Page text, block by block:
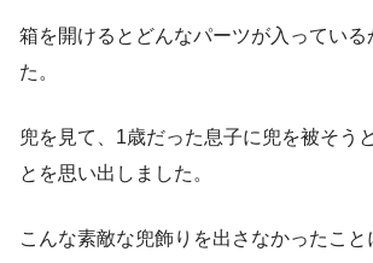
箱を開けるとどんなパーツが入っている
た。
兜を見て、1歳だった息子に兜を被そう
とを思い出しました。
こんな素敵な兜飾りを出さなかったこ